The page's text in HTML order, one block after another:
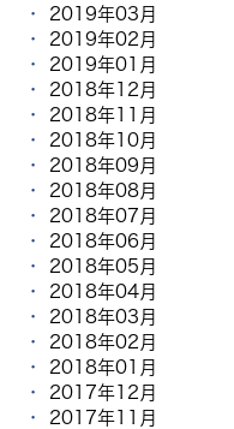
2019年03月
2019年02月
2019年01月
2018年12月
2018年11月
2018年10月
2018年09月
2018年08月
2018年07月
2018年06月
2018年05月
2018年04月
2018年03月
2018年02月
2018年01月
2017年12月
2017年11月